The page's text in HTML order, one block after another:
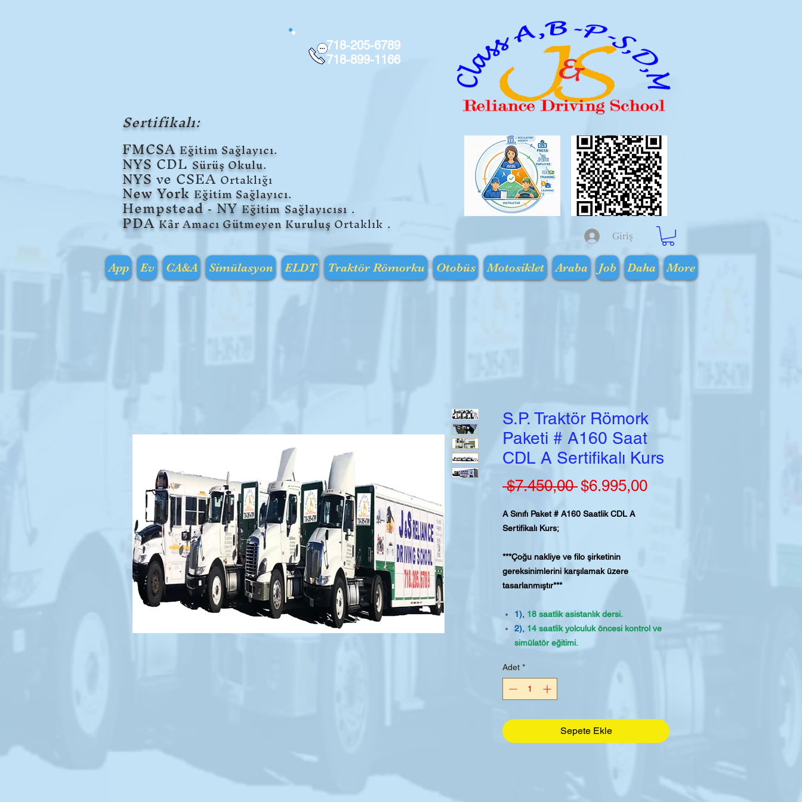
718-205-6789
718-899-1166
Sertifikalı:
FMCSAEğitim Sağlayıcı.
NYSCDL Sürüş Okulu.
NYSve CSEAOrtaklığı
New YorkEğitim Sağlayıcı.
Hempstead - NYEğitim Sağlayıcısı .
PDAKâr Amacı Gütmeyen KuruluşOrtaklık . Giriş
App Ev CA&A Simülasyon ELDT Traktör Römorku Otobüs Motosiklet Araba Job Daha More
S.P. Traktör Römork
Paketi # A160 Saat
CDL A Sertifikalı Kurs
$7.450,00 Normal
$6.995,00İndirimli
A Sınıfı Paket # A160 Saatlik CDL A
Sertifikalı Kurs;
***Çoğu nakliye ve filo şirketinin
gereksinimlerini karşılamak üzere
tasarlanmıştır***
1), 18 saatlik asistanlık dersi.
2), 14 saatlik yolculuk öncesi kontrol ve
simülatör eğitimi.
kitabı.
32 saat bire bir direksiyon başında ve
atış poligonunda uygulamalı eğitim.
ve atış poligonu eğitimi grubu.
6), 2 Sürüş Testi Randevusu ve DMV
öncesi kontrol formları, materyaller,
Adet *
Sepete Ekle